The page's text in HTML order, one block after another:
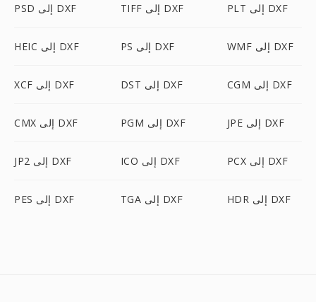
PSD إلى DXF TIFF إلى DXF PLT إلى DXF
HEIC إلى DXF PS إلى DXF WMF إلى DXF
XCF إلى DXF DST إلى DXF CGM إلى DXF
CMX إلى DXF PGM إلى DXF JPE إلى DXF
JP2 إلى DXF ICO إلى DXF PCX إلى DXF
PES إلى DXF TGA إلى DXF HDR إلى DXF